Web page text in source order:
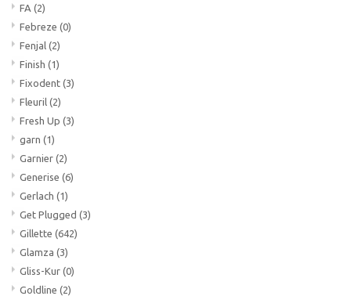
FA (2)
Febreze (0)
Fenjal (2)
Finish (1)
Fixodent (3)
Fleuril (2)
Fresh Up (3)
garn (1)
Garnier (2)
Generise (6)
Gerlach (1)
Get Plugged (3)
Gillette (642)
Glamza (3)
Gliss-Kur (0)
Goldline (2)